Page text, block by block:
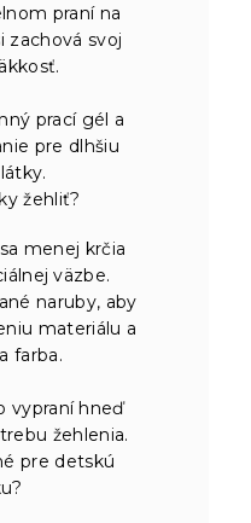
praní na
zachová svoj
prací gél a
pre dlhšiu
žehliť?
menej krčia
väzbe.
naruby, aby
materiálu a
farba.
vypraní hneď
žehlenia.
pre detskú